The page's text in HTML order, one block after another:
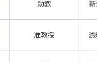
助教 新規
准教授 澱粉